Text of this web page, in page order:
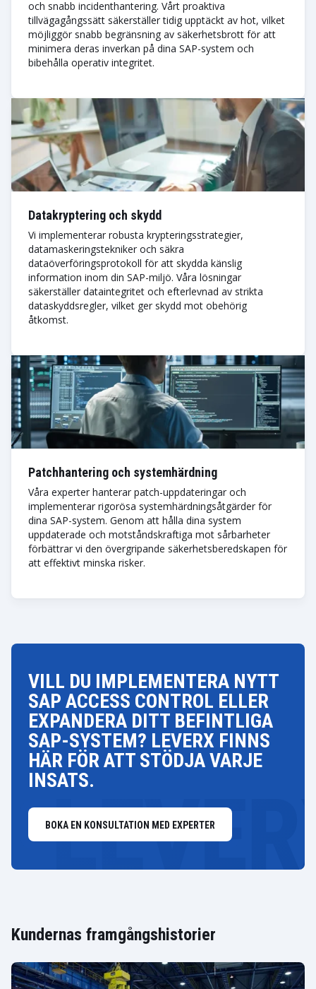
och snabb incidenthantering. Vårt proaktiva
tillvägagångssätt säkerställer tidig upptäckt av hot, vilket
möjliggör snabb begränsning av säkerhetsbrott för att
minimera deras inverkan på dina SAP-system och
bibehålla operativ integritet.
Datakryptering och skydd
Vi implementerar robusta krypteringsstrategier,
datamaskeringstekniker och säkra
dataöverföringsprotokoll för att skydda känslig
information inom din SAP-miljö. Våra lösningar
säkerställer dataintegritet och efterlevnad av strikta
dataskyddsregler, vilket ger skydd mot obehörig
åtkomst.
Patchhantering och systemhärdning
Våra experter hanterar patch-uppdateringar och
implementerar rigorösa systemhärdningsåtgärder för
dina SAP-system. Genom att hålla dina system
uppdaterade och motståndskraftiga mot sårbarheter
förbättrar vi den övergripande säkerhetsberedskapen för
att effektivt minska risker.
VILL DU IMPLEMENTERA NYTT
SAP ACCESS CONTROL ELLER
EXPANDERA DITT BEFINTLIGA
SAP-SYSTEM? LEVERX FINNS
HÄR FÖR ATT STÖDJA VARJE
INSATS.
BOKA EN KONSULTATION MED EXPERTER
Kundernas framgångshistorier